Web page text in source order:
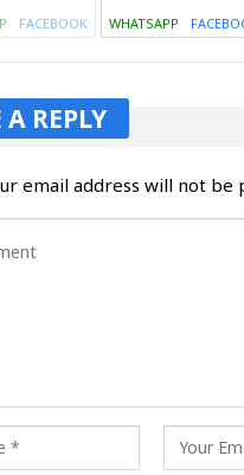
FACEBOOK
WHATSAPP
A REPLY
email address will not be